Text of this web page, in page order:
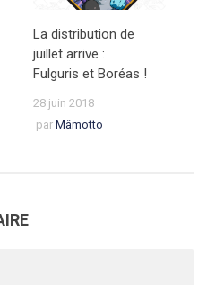
La distribution de
juillet arrive :
Fulguris et Boréas !
28 juin 2018
par Mâmotto